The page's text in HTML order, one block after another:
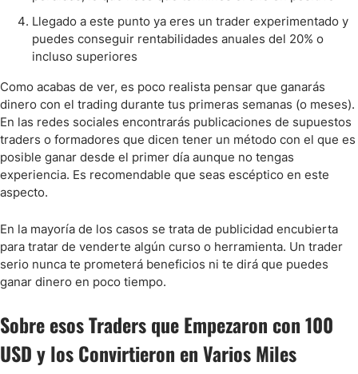
Llegado a este punto ya eres un trader experimentado y
puedes conseguir rentabilidades anuales del 20% o
incluso superiores
Como acabas de ver, es poco realista pensar que ganarás
dinero con el trading durante tus primeras semanas (o meses).
En las redes sociales encontrarás publicaciones de supuestos
traders o formadores que dicen tener un método con el que es
posible ganar desde el primer día aunque no tengas
experiencia. Es recomendable que seas escéptico en este
aspecto.
En la mayoría de los casos se trata de publicidad encubierta
para tratar de venderte algún curso o herramienta. Un trader
serio nunca te prometerá beneficios ni te dirá que puedes
ganar dinero en poco tiempo.
Sobre esos Traders que Empezaron con 100
USD y los Convirtieron en Varios Miles